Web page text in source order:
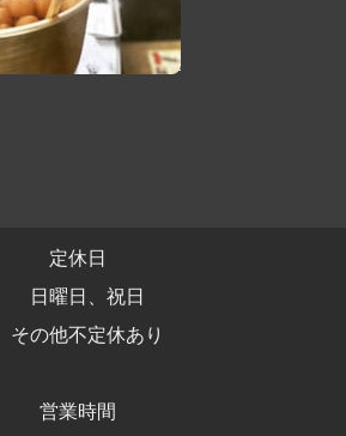
定休日
日曜日、祝日
その他不定休あり
営業時間